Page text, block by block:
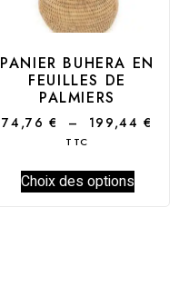
PANIER BUHERA EN
FEUILLES DE
PALMIERS
74,76€ – 199,44 €
TTC
Choix des options